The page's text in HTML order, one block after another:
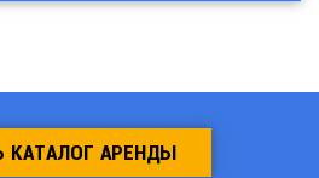
КАТАЛОГ АРЕНДЫ